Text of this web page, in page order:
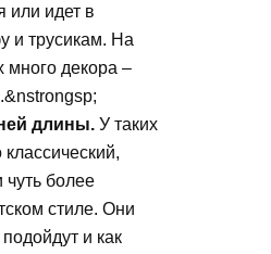
или идет в
и трусикам. На
много декора –
длины.У таких
чуть более
стиле. Они
и как